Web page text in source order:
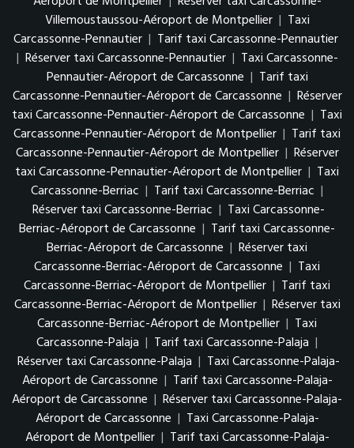
Villemoustaussou-Aéroport de Montpellier | Taxi
Carcassonne-Pennautier | Tarif taxi Carcassonne-Pennautier
| Réserver taxi Carcassonne-Pennautier | Taxi Carcassonne-
Pennautier-Aéroport de Carcassonne | Tarif taxi
Carcassonne-Pennautier-Aéroport de Carcassonne | Réserver
taxi Carcassonne-Pennautier-Aéroport de Carcassonne | Taxi
Carcassonne-Pennautier-Aéroport de Montpellier | Tarif taxi
Carcassonne-Pennautier-Aéroport de Montpellier | Réserver
taxi Carcassonne-Pennautier-Aéroport de Montpellier | Taxi
Carcassonne-Berriac | Tarif taxi Carcassonne-Berriac |
Réserver taxi Carcassonne-Berriac | Taxi Carcassonne-
Berriac-Aéroport de Carcassonne | Tarif taxi Carcassonne-
Berriac-Aéroport de Carcassonne | Réserver taxi
Carcassonne-Berriac-Aéroport de Carcassonne | Taxi
Carcassonne-Berriac-Aéroport de Montpellier | Tarif taxi
Carcassonne-Berriac-Aéroport de Montpellier | Réserver taxi
Carcassonne-Berriac-Aéroport de Montpellier | Taxi
Carcassonne-Palaja | Tarif taxi Carcassonne-Palaja |
Réserver taxi Carcassonne-Palaja | Taxi Carcassonne-Palaja-
Aéroport de Carcassonne | Tarif taxi Carcassonne-Palaja-
Aéroport de Carcassonne | Réserver taxi Carcassonne-Palaja-
Aéroport de Carcassonne | Taxi Carcassonne-Palaja-
Aéroport de Montpellier | Tarif taxi Carcassonne-Palaja-